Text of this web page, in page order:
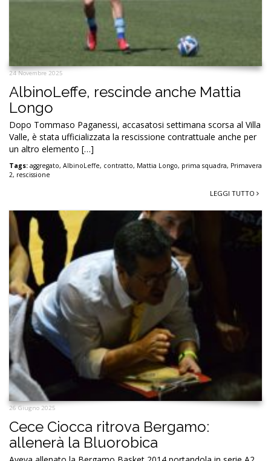
24 Novembre 2025
AlbinoLeffe, rescinde anche Mattia
Longo
Dopo Tommaso Paganessi, accasatosi settimana scorsa al Villa
Valle, è stata ufficializzata la rescissione contrattuale anche per
un altro elemento […]
Tags: aggregato, AlbinoLeffe, contratto, Mattia Longo, prima squadra, Primavera
2, rescissione
LEGGI TUTTO
26 Giugno 2025
Cece Ciocca ritrova Bergamo:
allenerà la Bluorobica